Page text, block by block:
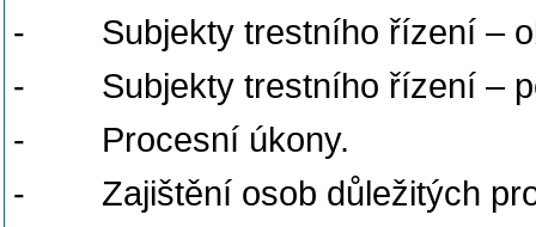
- Subjekty trestního řízení –
- Subjekty trestního řízení –
- Procesní úkony.
- Zajištění osob důležitých pro